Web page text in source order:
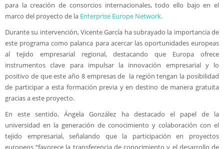
para la creación de consorcios internacionales, todo ello bajo en el
marco del proyecto de la Enterprise Europe Network.
Durante su intervención, Vicente García ha subrayado la importancia de
este programa como palanca para acercar las oportunidades europeas
al tejido empresarial regional, destacando que Europa ofrece
instrumentos clave para impulsar la innovación empresarial y lo
positivo de que este año 8 empresas de la región tengan la posibilidad
de participar a esta formación previa y en destino de manera gratuita
gracias a este proyecto.
En este sentido, Ángela González ha destacado el papel de la
universidad en la generación de conocimiento y colaboración con el
tejido empresarial, señalando que la participación en proyectos